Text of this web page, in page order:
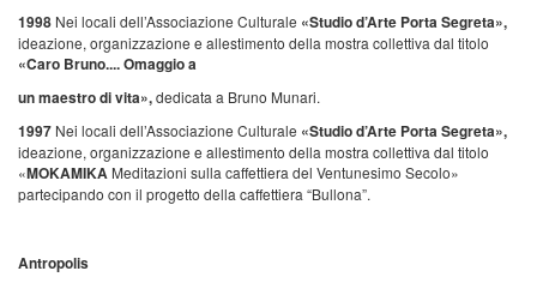
1998 Nei locali dell’Associazione Culturale «Studio d’Arte Porta Segreta»,
ideazione, organizzazione e allestimento della mostra collettiva dal titolo
«Caro Bruno.... Omaggio a
un maestro di vita»,dedicata a Bruno Munari.
1997 Nei locali dell’Associazione Culturale «Studio d’Arte Porta Segreta»,
ideazione, organizzazione e allestimento della mostra collettiva dal titolo
«MOKAMIKA Meditazioni sulla caffettiera del Ventunesimo Secolo»
partecipando con il progetto della caffettiera “Bullona”.
Antropolis